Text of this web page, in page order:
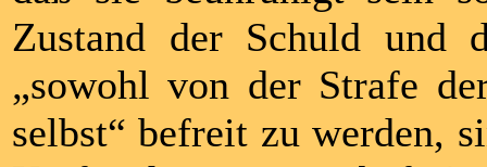
Zustand der Schuld und
„sowohl von der Strafe
selbst“ befreit zu werden,